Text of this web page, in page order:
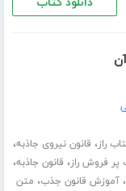
راز، قانون نیروی جاذبه،
پر فروش راز، قانون جاذبه،
،آموزش قانون جذب، متن